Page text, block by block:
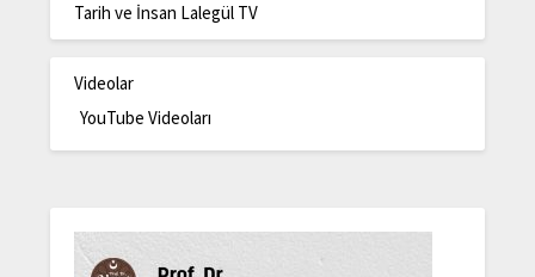
Tarih ve İnsan Lalegül TV
Videolar
YouTube Videoları